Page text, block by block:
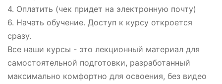
4. Оплатить (чек придет на электронную почту)
6. Начать обучение. Доступ к курсу откроется
сразу.
Все наши курсы - это лекционный материал для
самостоятельной подготовки, разработанный
максимально комфортно для освоения, без видео